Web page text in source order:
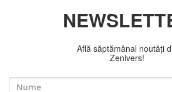
Află săptămânal noutăți
Zenivers!